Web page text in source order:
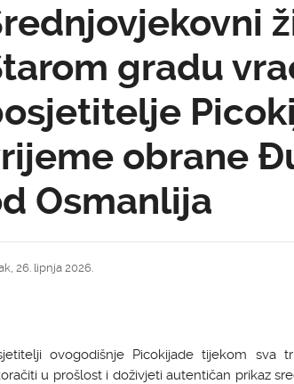
gradu
obrane
Osmanlija
26. lipnja 2026.
ovogodišnje Picokijade tijekom sva
u prošlost i doživjeti autentičan prikaz